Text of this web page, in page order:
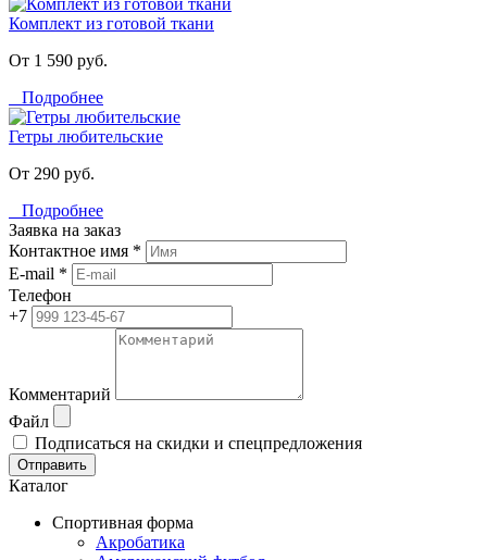
Комплект из готовой ткани
От 1 590 руб.
Подробнее
Гетры любительские
От 290 руб.
Подробнее
Заявка на заказ
Контактное имя *
E-mail *
Телефон
+7
Комментарий
Файл
Подписаться на скидки и спецпредложения
Отправить
Каталог
Спортивная форма
Акробатика